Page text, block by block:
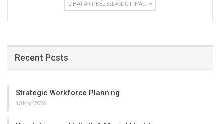
LIHAT ARTIKEL SELANJUTNYA ...
Recent Posts
Strategic Workforce Planning
13 Mar 2026